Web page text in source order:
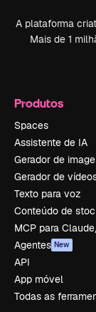
A plataforma
Mais de 1
Produtos
Spaces
Assistente de IA
Gerador de
Gerador de
Texto para voz
Conteúdo de
MCP para
Agentes New
API
App móvel
Todas as